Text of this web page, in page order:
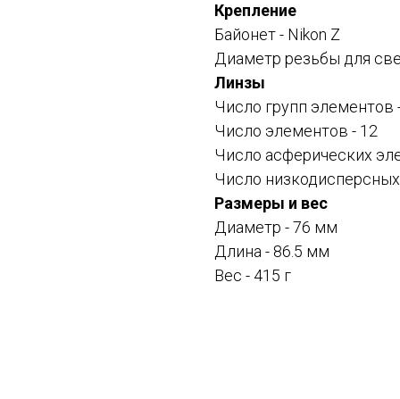
Крепление
Байонет - Nikon Z
Диаметр резьбы для
Линзы
Число групп элементов
Число элементов - 12
Число асферических
Число
Размеры и вес
Диаметр - 76 мм
Длина - 86.5 мм
Вес - 415 г